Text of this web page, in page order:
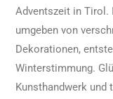
Adventszeit in
umgeben von
Dekorationen,
Winterstimmung.
Kunsthandwerk